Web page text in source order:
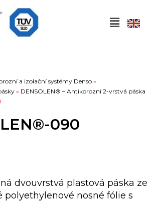
a izolační systémy Denso »
» DENSOLEN® – Antikorozní 2-vrstvá páska
090
dvouvrstvá plastová páska ze
polyethylenové nosné fólie s